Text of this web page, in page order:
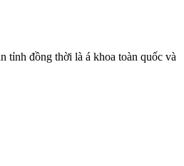
tỉnh đồng thời là á khoa toàn quốc và